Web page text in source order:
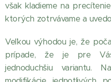
však kladieme na
ktorých zotrvávame a
Veľkou výhodou je, že
prípade, že je pre
jednoduchšiu variantu.